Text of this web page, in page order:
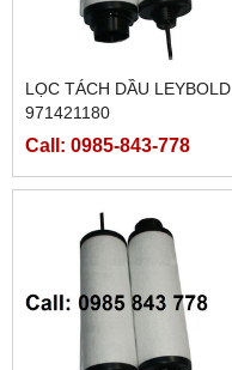
LỌC TÁCH DẦU LEYBOLD
971421180
Call: 0985-843-778